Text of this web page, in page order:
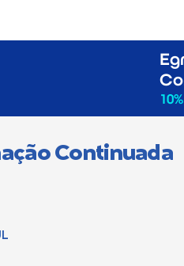
Continuada